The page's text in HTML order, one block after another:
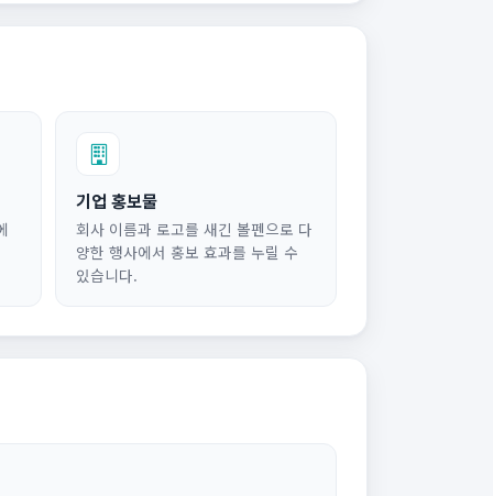
기업 홍보물
회사 이름과 로고를 새긴 볼펜으로 다
양한 행사에서 홍보 효과를 누릴 수
있습니다.